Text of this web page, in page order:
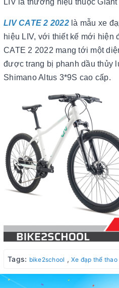
LIV là thương hiệu thuộc
LIV CATE 2 2022là mẫu xe
hiệu LIV, với thiết kế mới hiện
CATE 2 2022 mang tới một
được trang bị phanh dầu thủy
Shimano Altus 3*9S cao cấp.
Tags: bike2school , Xe đạp thể thao